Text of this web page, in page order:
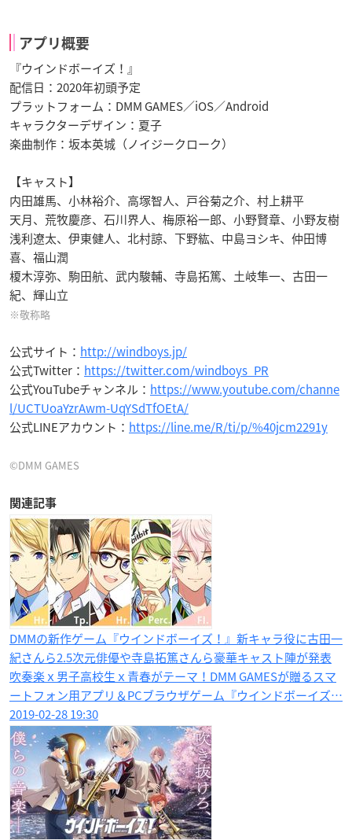
アプリ概要
『ウインドボーイズ！』
配信日：2020年初頭予定
プラットフォーム：DMM GAMES／iOS／Android
キャラクターデザイン：夏子
楽曲制作：坂本英城（ノイジークローク）
【キャスト】
内田雄馬、小林裕介、高塚智人、戸谷菊之介、村上耕平
天月、荒牧慶彦、石川界人、梅原裕一郎、小野賢章、小野友樹
浅利遼太、伊東健人、北村諒、下野紘、中島ヨシキ、仲田博
喜、福山潤
榎木淳弥、駒田航、武内駿輔、寺島拓篤、土岐隼一、古田一
紀、輝山立
※敬称略
公式サイト： http://windboys.jp/
公式Twitter： https://twitter.com/windboys_PR
公式YouTubeチャンネル： https://www.youtube.com/channe
l/UCTUoaYzrAwm-UqYSdTfOEtA/
公式LINEアカウント： https://line.me/R/ti/p/%40jcm2291y
©DMM GAMES
関連記事
DMMの新作ゲーム『ウインドボーイズ！』新キャラ役に古田一
紀さんら2.5次元俳優や寺島拓篤さんら豪華キャスト陣が発表
吹奏楽ｘ男子高校生ｘ青春がテーマ！DMM GAMESが贈るスマ
ートフォン用アプリ＆PCブラウザゲーム『ウインドボーイズ…
2019-02-28 19:30